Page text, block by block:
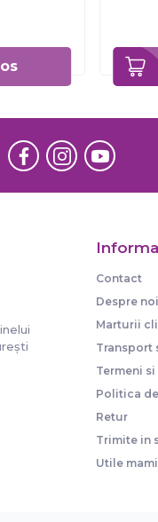
Contact
Despre noi
Marturii
Transport
Termeni
Politica
Retur
Trimite in
Utile